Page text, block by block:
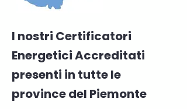
I nostri Certificatori
Energetici Accreditati
presenti in tutte le
province del Piemonte